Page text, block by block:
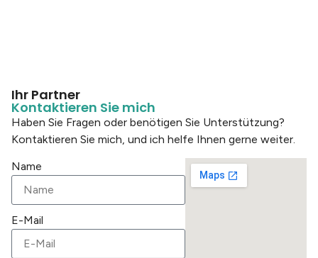
Ihr Partner
Kontaktieren Sie mich
Haben Sie Fragen oder benötigen Sie Unterstützung?
Kontaktieren Sie mich, und ich helfe Ihnen gerne weiter.
Name
E-Mail